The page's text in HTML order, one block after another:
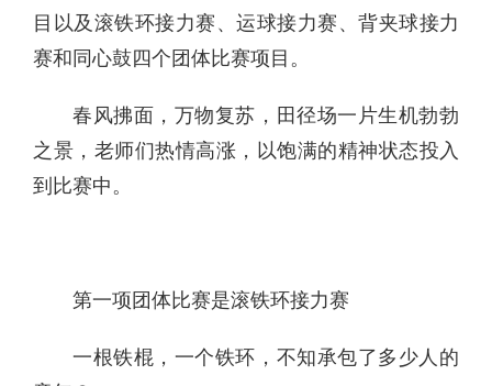
目以及滚铁环接力赛、运球接力赛、背夹球接力
赛和同心鼓四个团体比赛项目。
春风拂面，万物复苏，田径场一片生机勃勃
之景，老师们热情高涨，以饱满的精神状态投入
到比赛中。
第一项团体比赛是滚铁环接力赛
一根铁棍，一个铁环，不知承包了多少人的